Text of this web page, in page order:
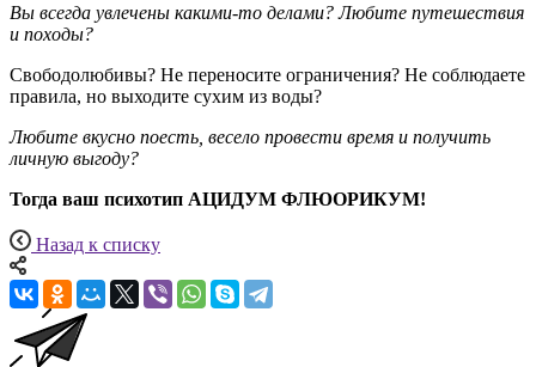
Вы всегда увлечены какими-то делами? Любите путешествия
и походы?
Свободолюбивы? Не переносите ограничения? Не соблюдаете
правила, но выходите сухим из воды?
Любите вкусно поесть, весело провести время и получить
личную выгоду?
Тогда ваш психотип АЦИДУМ ФЛЮОРИКУМ!
Назад к списку